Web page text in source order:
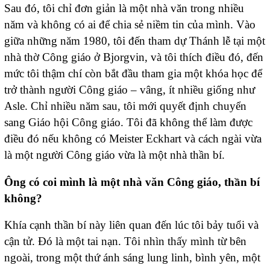
Sau đó, tôi chỉ đơn giản là một nhà văn trong nhiều
năm và không có ai để chia sẻ niềm tin của mình. Vào
giữa những năm 1980, tôi đến tham dự Thánh lễ tại một
nhà thờ Công giáo ở Bjorgvin, và tôi thích điều đó, đến
mức tôi thậm chí còn bắt đầu tham gia một khóa học để
trở thành người Công giáo – vâng, ít nhiều giống như
Asle. Chỉ nhiều năm sau, tôi mới quyết định chuyển
sang Giáo hội Công giáo. Tôi đã không thể làm được
điều đó nếu không có Meister Eckhart và cách ngài vừa
là một người Công giáo vừa là một nhà thần bí.
Ông có coi mình là một nhà văn Công giáo, thần bí
không?
Khía cạnh thần bí này liên quan đến lúc tôi bảy tuổi và
cận tử. Đó là một tai nạn. Tôi nhìn thấy mình từ bên
ngoài, trong một thứ ánh sáng lung linh, bình yên, một